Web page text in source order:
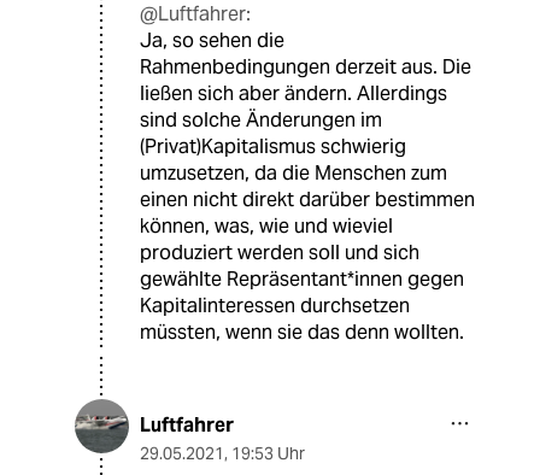
@Luftfahrer:
Ja, so sehen die
Rahmenbedingungen derzeit aus. Die
ließen sich aber ändern. Allerdings
sind solche Änderungen im
(Privat)Kapitalismus schwierig
umzusetzen, da die Menschen zum
einen nicht direkt darüber bestimmen
können, was, wie und wieviel
produziert werden soll und sich
gewählte Repräsentant*innen gegen
Kapitalinteressen durchsetzen
müssten, wenn sie das denn wollten.
Luftfahrer
29.05.2021, 19:53 Uhr